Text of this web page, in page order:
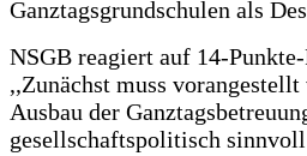
NSGB reagiert auf 14-
,,Zunächst muss
Ausbau der
gesellschaftspolitisch